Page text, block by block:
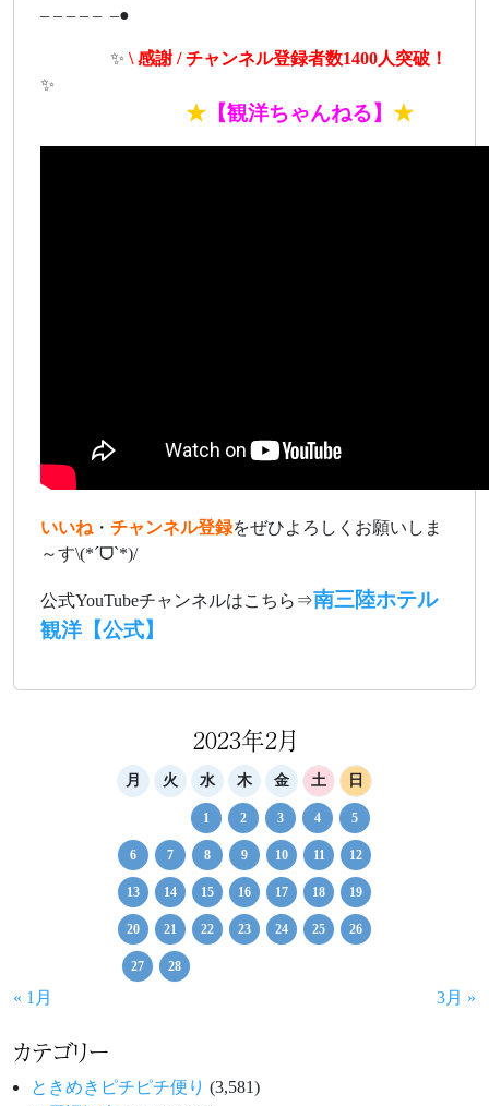
– – – – – –●
✨ \ 感謝 / チャンネル登録者数1400人突破！
✨
★ 【観洋ちゃんねる】 ★
いいね ・ チャンネル登録をぜひよろしくお願いしま
～す\(*ˊᗜˋ*)/
公式YouTubeチャンネルはこちら⇒南三陸ホテル
観洋【公式】
2023年2月
月 火 水 木 金 土 日
1 2 3 4 5
6 7 8 9 10 11 12
13 14 15 16 17 18 19
20 21 22 23 24 25 26
27 28
« 1月 3月 »
カテゴリー
ときめきピチピチ便り (3,581)